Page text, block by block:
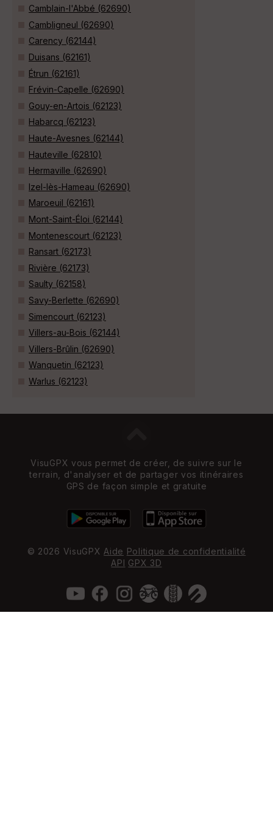
Camblain-l'Abbé (62690)
Cambligneul (62690)
Carency (62144)
Duisans (62161)
Étrun (62161)
Frévin-Capelle (62690)
Gouy-en-Artois (62123)
Habarcq (62123)
Haute-Avesnes (62144)
Hauteville (62810)
Hermaville (62690)
Izel-lès-Hameau (62690)
Maroeuil (62161)
Mont-Saint-Éloi (62144)
Montenescourt (62123)
Ransart (62173)
Rivière (62173)
Saulty (62158)
Savy-Berlette (62690)
Simencourt (62123)
Villers-au-Bois (62144)
Villers-Brûlin (62690)
Wanquetin (62123)
Warlus (62123)
VisuGPX vous permet de créer, de suivre sur le
terrain, d'analyser et de partager vos itinéraires
GPS de façon simple et gratuite
© 2026 VisuGPX Aide Politique de confidentialité
API GPX 3D